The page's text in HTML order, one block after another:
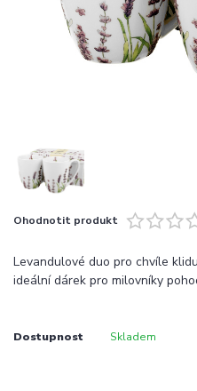
Ohodnotit produkt
Levandulové duo pro chvíle
ideální dárek pro milovníky
Dostupnost Skladem